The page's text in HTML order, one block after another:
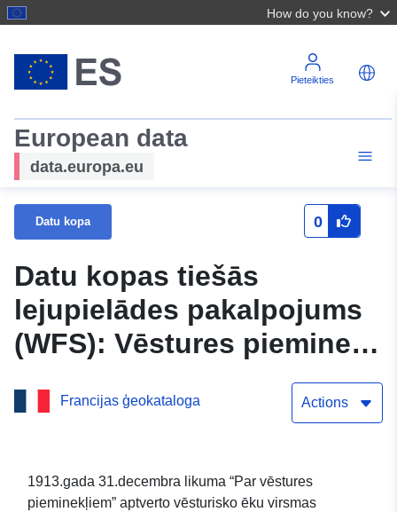
How do you know?
Pieteikties
European data
data.europa.eu
Datu kopa 0
Datu kopas tiešās
lejupielādes pakalpojums
(WFS): Vēstures pieminekļi
Nièvre departamentā (58)
Francijas ģeokataloga Actions
1913.gada 31.decembra likuma “Par vēstures
pieminekļiem” aptverto vēsturisko ēku virsmas